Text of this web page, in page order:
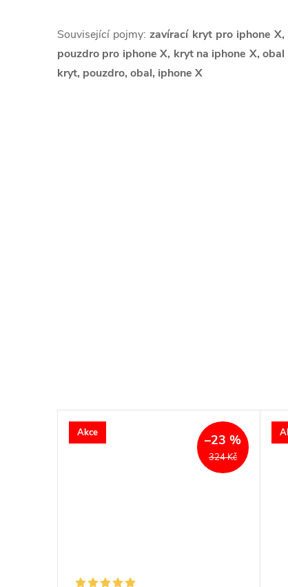
Související pojmy: zavírací kryt pro iphone
pouzdro pro iphone X, kryt na iphone X,
kryt, pouzdro, obal, iphone X
Akce
324 Kč
–23 %